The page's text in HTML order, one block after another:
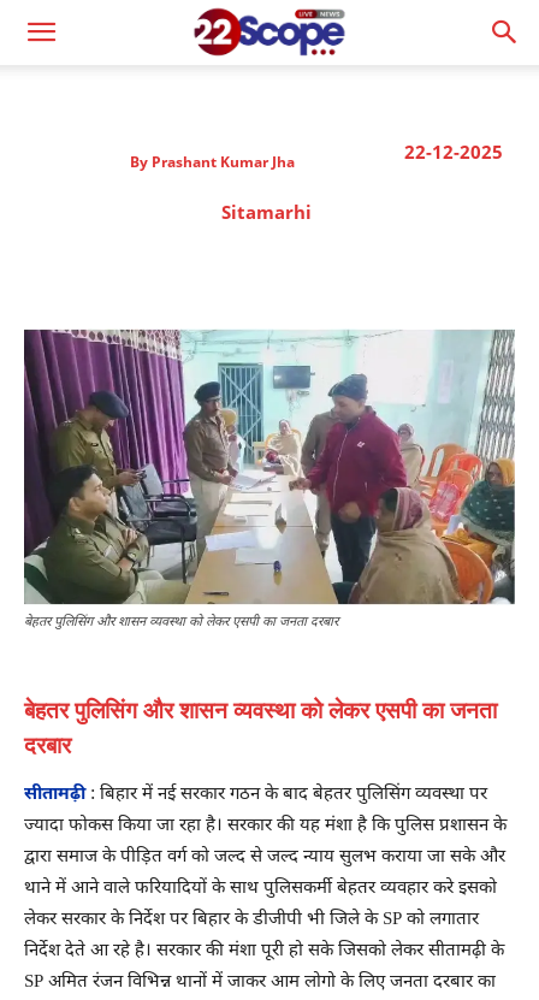
22-12-2025
By Prashant Kumar Jha
Sitamarhi
बेहतर पुलिसिंग और शासन व्यवस्था को लेकर एसपी का जनता दरबार
बेहतर पुलिसिंग और शासन व्यवस्था को लेकर एसपी का जनता
दरबार
सीतामढ़ी: बिहार में नई सरकार गठन के बाद बेहतर पुलिसिंग व्यवस्था पर
ज्यादा फोकस किया जा रहा है। सरकार की यह मंशा है कि पुलिस प्रशासन के
द्वारा समाज के पीड़ित वर्ग को जल्द से जल्द न्याय सुलभ कराया जा सके और
थाने में आने वाले फरियादियों के साथ पुलिसकर्मी बेहतर व्यवहार करे इसको
लेकर सरकार के निर्देश पर बिहार के डीजीपी भी जिले के SP को लगातार
निर्देश देते आ रहे है। सरकार की मंशा पूरी हो सके जिसको लेकर सीतामढ़ी के
SP अमित रंजन विभिन्न थानों में जाकर आम लोगो के लिए जनता दरबार का